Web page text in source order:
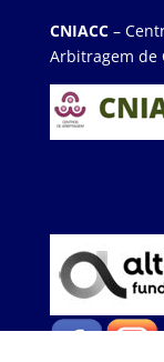
CNIACC–
Arbitragem de